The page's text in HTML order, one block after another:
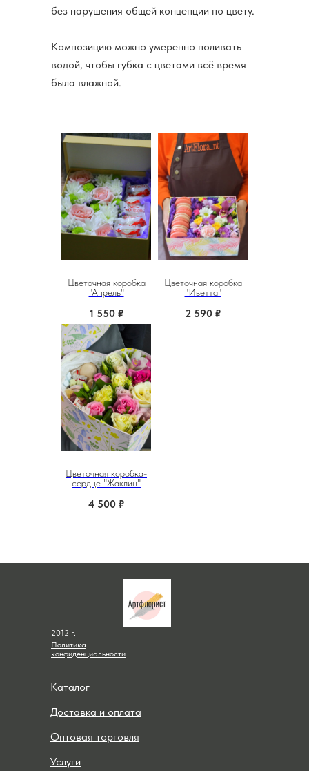
без нарушения общей концепции по цвету.
Композицию можно умеренно поливать
водой, чтобы губка с цветами всё время
была влажной.
Цветочная коробка
"Апрель"
1 550 ₽
Цветочная коробка
"Иветта"
2 590 ₽
Цветочная коробка-
сердце "Жаклин"
4 500 ₽
Каталог
Доставка и оплата
Оптовая торговля
Услуги
2012 г.
Политика
конфиденциальности